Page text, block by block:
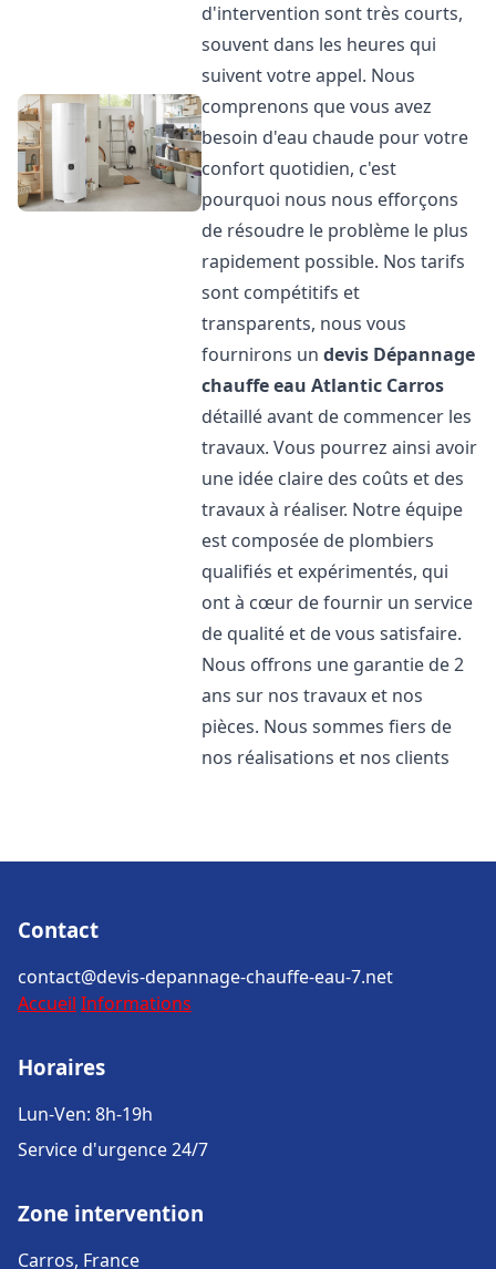
d'intervention sont très courts,
souvent dans les heures qui
suivent votre appel. Nous
comprenons que vous avez
besoin d'eau chaude pour votre
confort quotidien, c'est
pourquoi nous nous efforçons
de résoudre le problème le plus
rapidement possible. Nos tarifs
sont compétitifs et
transparents, nous vous
fournirons undevis Dépannage
chauffe eau Atlantic Carros
détaillé avant de commencer les
travaux. Vous pourrez ainsi avoir
une idée claire des coûts et des
travaux à réaliser. Notre équipe
est composée de plombiers
qualifiés et expérimentés, qui
ont à cœur de fournir un service
de qualité et de vous satisfaire.
Nous offrons une garantie de 2
ans sur nos travaux et nos
pièces. Nous sommes fiers de
nos réalisations et nos clients
Contact
contact@devis-depannage-chauffe-eau-7.net
Accueil Informations
Horaires
Lun-Ven: 8h-19h
Service d'urgence 24/7
Zone intervention
Carros, France